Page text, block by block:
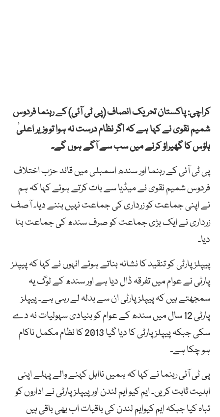
کراچی: پاکستان تحریک انصاف (پی ٹی آئی) کے رہنما فردوس
شمیم نقوی نے کہا ہے کہ اگر نظام درست نہ ہوا تو وزیر اعلیٰ
ہاؤس کا گھیراؤ کرنے میں سب سے آگے ہوں گے۔
پی ٹی آئی کے رہنما اور سندھ اسمبلی میں قائد حزب اختلاف
فردوس شمیم نقوی نے میڈیا سے بات کرتے ہوئے کہا کہ ہم
نے اپنی جماعت کو زرداری کی جماعت نہیں بننے دیا۔ آصف
زرداری نے ایک بڑی جماعت کو صرف سندھ کی جماعت بنا
دیا۔
پیپلز پارٹی کو تنقید کا نشانہ بناتے ہوئے انہوں نے کہا کہ پیپلز
پارٹی نے عوام میں تفرقہ ڈال دیا ہے اور سندھ کے لوگ یہ
سمجھتے ہیں کہ پیپلز پارٹی ان سے بدلہ لے رہی ہے۔ پیپلز
پارٹی 12 سال میں سندھ کے عوام کو بنیادی سہولیات نہ دے
سکی جبکہ پیپلز پارٹی کا دیا گیا 2013 کا نظام مکمل ناکام
ہو چکا ہے۔
پی ٹی آئی رہنما نے کہا کہ ہمیں نااہل کہنے والے پہلے اپنی
اہلیت ثابت کریں۔ ایم کیو ایم لندن اور پیپلز پارٹی نے اداروں کو
تباہ کیا جبکہ ایم کیوایم لندن کی باقیات اب بھی باقی ہیں